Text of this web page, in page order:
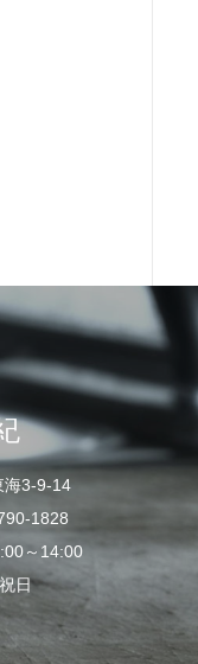
海3-9-14
1828
～14:00
日